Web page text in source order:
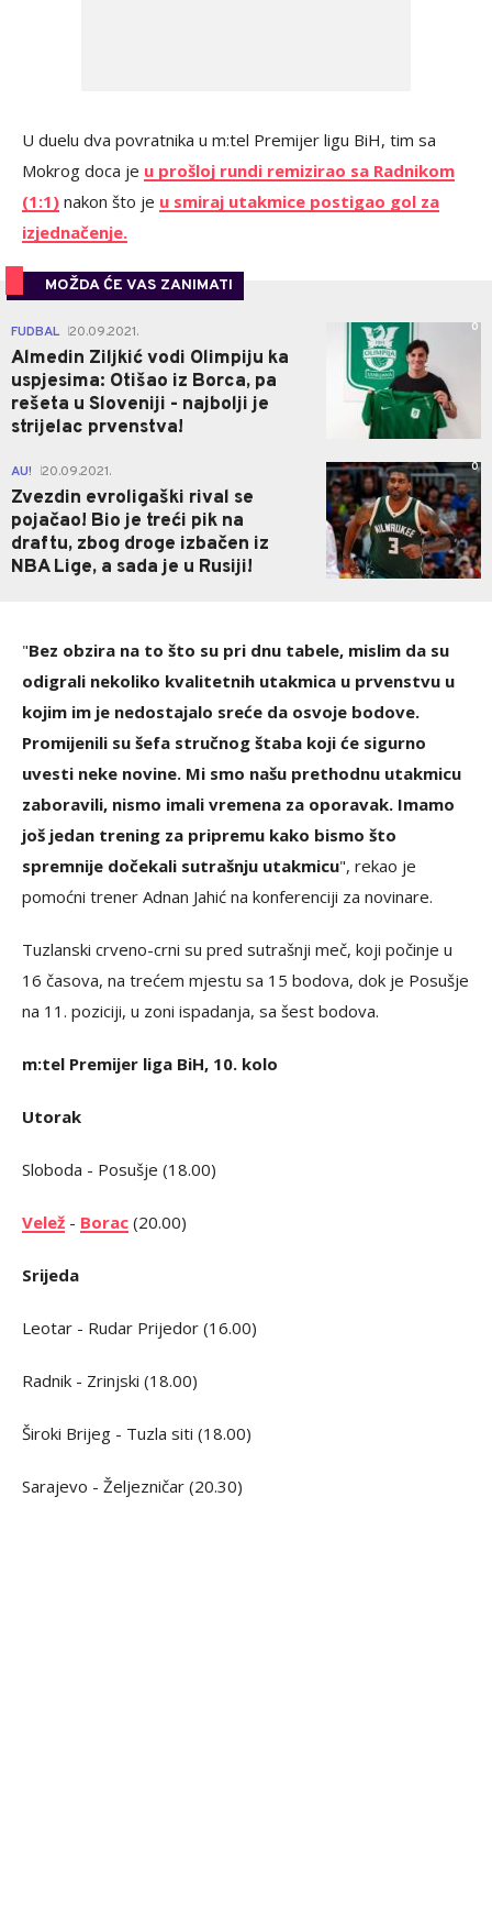
U duelu dva povratnika u m:tel Premijer ligu BiH, tim sa
Mokrog doca je u prošloj rundi remizirao sa Radnikom
(1:1) nakon što je u smiraj utakmice postigao gol za
izjednačenje.
MOŽDA ĆE VAS ZANIMATI
FUDBAL 20.09.2021.
Almedin Ziljkić vodi Olimpiju ka
uspjesima: Otišao iz Borca, pa
rešeta u Sloveniji - najbolji je
strijelac prvenstva!
0
AU! 20.09.2021.
Zvezdin evroligaški rival se
pojačao! Bio je treći pik na
draftu, zbog droge izbačen iz
NBA Lige, a sada je u Rusiji!
0
"Bez obzira na to što su pri dnu tabele, mislim da su
odigrali nekoliko kvalitetnih utakmica u prvenstvu u
kojim im je nedostajalo sreće da osvoje bodove.
Promijenili su šefa stručnog štaba koji će sigurno
uvesti neke novine. Mi smo našu prethodnu utakmicu
zaboravili, nismo imali vremena za oporavak. Imamo
još jedan trening za pripremu kako bismo što
spremnije dočekali sutrašnju utakmicu", rekao je
pomoćni trener Adnan Jahić na konferenciji za novinare.
Tuzlanski crveno-crni su pred sutrašnji meč, koji počinje u
16 časova, na trećem mjestu sa 15 bodova, dok je Posušje
na 11. poziciji, u zoni ispadanja, sa šest bodova.
m:tel Premijer liga BiH, 10. kolo
Utorak
Sloboda - Posušje (18.00)
Velež - Borac (20.00)
Srijeda
Leotar - Rudar Prijedor (16.00)
Radnik - Zrinjski (18.00)
Široki Brijeg - Tuzla siti (18.00)
Sarajevo - Željezničar (20.30)